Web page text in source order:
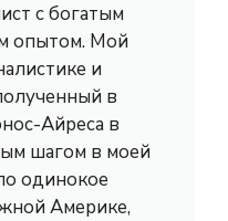
с богатым
опытом. Мой
и
в
Айреса в
шагом в моей
одинокое
Америке,